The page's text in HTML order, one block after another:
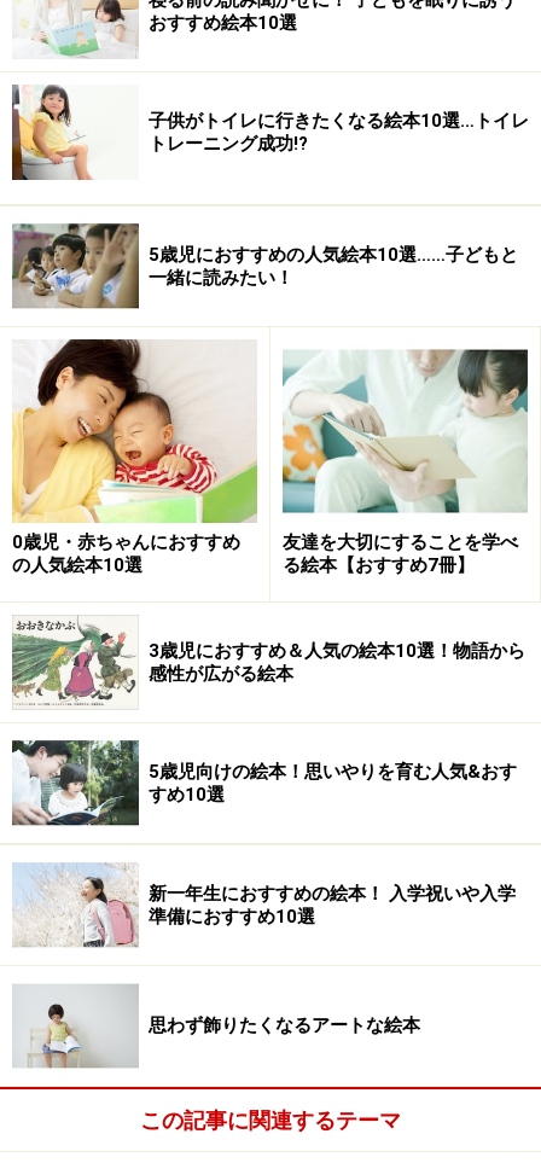
ホフマンが3歳の息子の為に作った原作は、初出から160年以
上が経つ
もともと、『もじゃもじゃペーター』は、ドイツの精神
科医ハインリッヒ・ホフマンが、3歳の息子のクリスマ
スプレゼント用に描いた作品で、1845年に刊行されまし
た。厳格で教訓的な内容からしつけ絵本としての期待も
寄せられ、20世紀になってからは、その強烈な内容に対
して様々な批判もあったようです。
けれども、小さな読者たちは、残酷な一面を持つストー
リーへの批判など何するものぞ、「怖い！ 怖い！」と言
いながら何度も読みたがったと言われ、世界中で翻訳さ
れる人気絵本となりました。
さて、この原作、ドイツでは現実感のないユーモアが持
ち味のナンセンス絵本だと評価されています。原題も
『もじゃもじゃペーター、またはおかしなお話と愉快な
挿絵』となっています。けれども、どうも日本人、特に
日本人の大人にとっては、これをユーモアと解して大笑
いするのには違和感があるようです。ホフマンの絵が、
予想以上に現実感を伴って読者に迫ってくるからかもし
れません。そのためか、世界的評価を受けた作品にもか
かわらず、日本での知名度はいまひとつ低かったので
す。
そんな中、1980年に、ホフマンの絵とは一味違う「もう
ひとつのペーター」とも言うべき作品が、日本で発売さ
れました。生野幸吉さん訳、飯野和好さん絵による『も
おすすめ絵本10選
子供がトイレに行きたくなる絵本10選…トイレ
トレーニング成功!?
5歳児におすすめの人気絵本10選……子どもと
一緒に読みたい！
0歳児・赤ちゃんにおすすめ
の人気絵本10選
友達を大切にすることを学べ
る絵本【おすすめ7冊】
3歳児におすすめ＆人気の絵本10選！物語から
感性が広がる絵本
5歳児向けの絵本！思いやりを育む人気&おす
すめ10選
新一年生におすすめの絵本！ 入学祝いや入学
準備におすすめ10選
思わず飾りたくなるアートな絵本
この記事に関連するテーマ